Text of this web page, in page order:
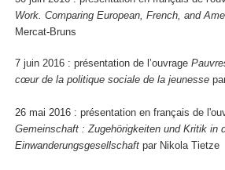
Work. Comparing European, French, and
Mercat-Bruns
7 juin 2016 : présentation de l’ouvrage
cœur de la politique sociale de la jeunesse
26 mai 2016 : présentation en français de
Gemeinschaft : Zugehörigkeiten und Kritik in
Einwanderungsgesellschaft par Nikola Tietze